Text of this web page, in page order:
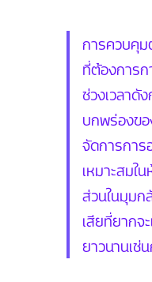
การควบคุม
ที่ต้องการก
ช่วงเวลาดั
บกพร่องข
จัดการกา
เหมาะสมใ
ส่วนในมุม
เสียที่ยากจ
ยาวนานเช่